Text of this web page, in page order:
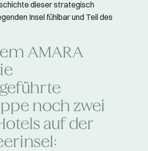
dieser strategisch
Insel fühlbar und Teil des
AMARA
noch zwei
auf der